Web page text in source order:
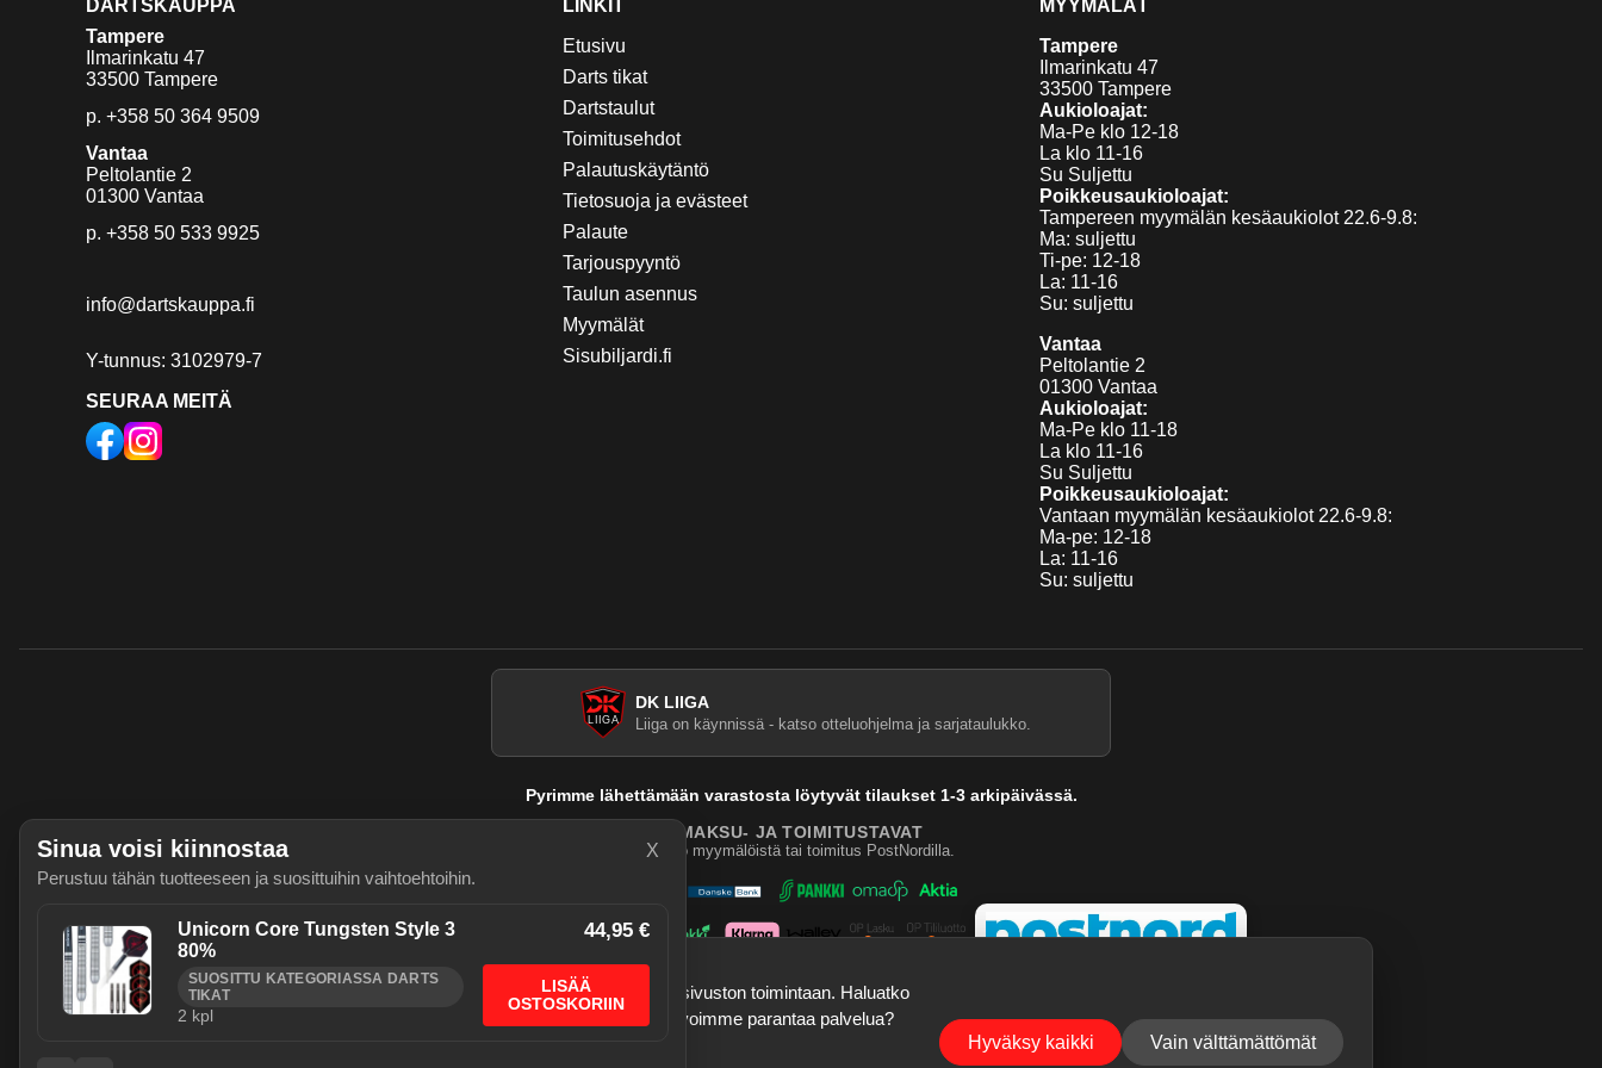
Sinua voisi kiinnostaa
Perustuu tähän tuotteeseen ja suosittuihin vaihtoehtoihin.
X
Unicorn Core Tungsten Style 3
80%
SUOSITTU KATEGORIASSA DARTS
TIKAT
2 kpl
44,95 €
LISÄÄ
OSTOSKORIIN
DARTSKAUPPA
Tampere
Ilmarinkatu 47
33500 Tampere
p. +358 50 364 9509
Vantaa
Peltolantie 2
01300 Vantaa
p. +358 50 533 9925
info@dartskauppa.fi
Y-tunnus: 3102979-7
SEURAA MEITÄ
LINKIT
Etusivu
Darts tikat
Dartstaulut
Toimitusehdot
Palautuskäytäntö
Tietosuoja ja evästeet
Palaute
Tarjouspyyntö
Taulun asennus
Myymälät
Sisubiljardi.fi
MYYMÄLÄT
Tampere
Ilmarinkatu 47
33500 Tampere
Aukioloajat:
Ma-Pe klo 12-18
La klo 11-16
Su Suljettu
Poikkeusaukioloajat:
Tampereen myymälän kesäaukiolot 22.6-9.8:
Ma: suljettu
Ti-pe: 12-18
La: 11-16
Su: suljettu
Vantaa
Peltolantie 2
01300 Vantaa
Aukioloajat:
Ma-Pe klo 11-18
La klo 11-16
Su Suljettu
Poikkeusaukioloajat:
Vantaan myymälän kesäaukiolot 22.6-9.8:
Ma-pe: 12-18
La: 11-16
Su: suljettu
DK LIIGA
Liiga on käynnissä - katso otteluohjelma ja sarjataulukko.
Pyrimme lähettämään varastosta löytyvät tilaukset 1-3 arkipäivässä.
MAKSU- JA TOIMITUSTAVAT
Nouto myymälöistä tai toimitus PostNordilla.
. Kaikki oikeudet pidätetään.
Käytämme välttämättömiä evästeitä ja tallennustietoja sivuston toimintaan. Haluatko
sallia myös tilastointievästeet (Google Analytics), jotta voimme parantaa palvelua?
Hyväksy kaikki
Vain välttämättömät